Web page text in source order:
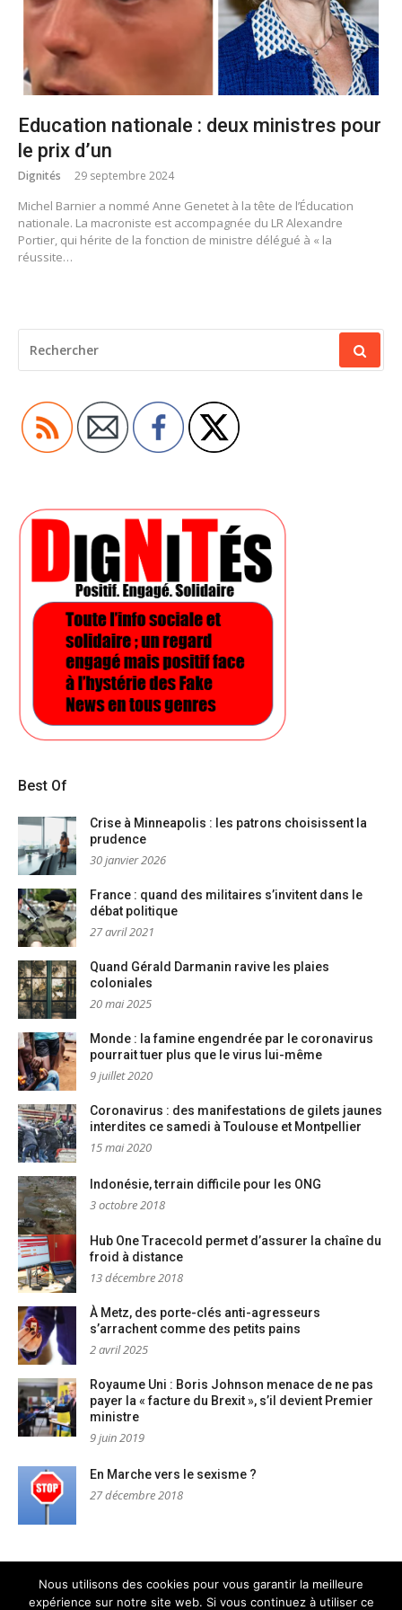
Education nationale : deux ministres pour
le prix d’un
Dignités 29 septembre 2024
Michel Barnier a nommé Anne Genetet à la tête de l’Éducation
nationale. La macroniste est accompagnée du LR Alexandre
Portier, qui hérite de la fonction de ministre délégué à « la
réussite…
POUR
:
Best Of
Crise à Minneapolis : les patrons choisissent la
prudence
30 janvier 2026
France : quand des militaires s’invitent dans le
débat politique
27 avril 2021
Quand Gérald Darmanin ravive les plaies
coloniales
20 mai 2025
Monde : la famine engendrée par le coronavirus
pourrait tuer plus que le virus lui-même
9 juillet 2020
Coronavirus : des manifestations de gilets jaunes
interdites ce samedi à Toulouse et Montpellier
15 mai 2020
Indonésie, terrain difficile pour les ONG
3 octobre 2018
Hub One Tracecold permet d’assurer la chaîne du
froid à distance
13 décembre 2018
À Metz, des porte-clés anti-agresseurs
s’arrachent comme des petits pains
2 avril 2025
Royaume Uni : Boris Johnson menace de ne pas
payer la « facture du Brexit », s’il devient Premier
ministre
9 juin 2019
En Marche vers le sexisme ?
27 décembre 2018
Mentions légales Nous contacter
Nous utilisons des cookies pour vous garantir la meilleure
expérience sur notre site web. Si vous continuez à utiliser ce